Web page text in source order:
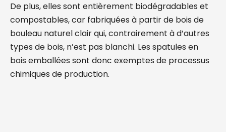
De plus, elles sont entièrement biodégradables et
compostables, car fabriquées à partir de bois de
bouleau naturel clair qui, contrairement à d’autres
types de bois, n’est pas blanchi. Les spatules en
bois emballées sont donc exemptes de processus
chimiques de production.